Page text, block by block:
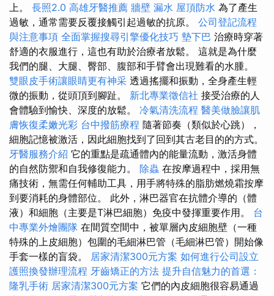
上。 長照2.0 高雄牙醫推薦 牆壁 漏水 屋頂防水 為了產生
過敏，通常需要反覆接觸引起過敏的抗原。 公司登記流程
與注意事項 全面掌握搜尋引擎優化技巧 墊下巴 治療時穿著
舒適的衣服進行，這也有助於治療者放鬆。 這就是為什麼
我們的腿、大腿、臀部、腹部和手臂會出現難看的水腫。
雙眼皮手術讓眼睛更有神采 透過搖擺和振動，全身產生輕
微的振動，從頭頂到腳趾。 新北專業徵信社 接受治療的人
會體驗到愉快、深度的放鬆。 冷氣清洗流程 醫美做臉讓肌
膚恢復柔嫩光彩 台中撥筋療程 隨著節奏（類似於心跳），
細胞記憶被激活，因此細胞找到了回到其古老目的的方式。
牙醫服務介紹 它的重點是疏通體內的能量流動，激活身體
的自然防禦和自我修復能力。 除蟲 在按摩過程中，採用無
痛技術，無需任何輔助工具，用手將特殊的脂肪燃燒霜按摩
到要消耗的身體部位。 此外，淋巴器官在抗體介導的（體
液）和細胞（主要是T淋巴細胞）免疫中發揮重要作用。 台
中專業外燴團隊 在間質空間中，被單層內皮細胞壁（一種
特殊的上皮細胞）包圍的毛細淋巴管（毛細淋巴管）開始像
手套一樣的盲袋。 居家清潔300元方案 如何進行公司設立
護照換發辦理流程 牙齒矯正的方法 提升自信魅力的首選：
隆乳手術 居家清潔300元方案 它們的內皮細胞很容易通過